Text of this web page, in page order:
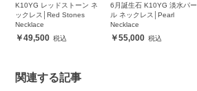
K10YG レッドストーン ネ
ックレス│Red Stones
Necklace
49,500
6月誕生石 K10YG 淡水パー
ル ネックレス│Pearl
Necklace
55,000
関連する記事